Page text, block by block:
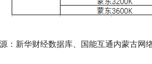
：新华财经数据库、国能互通内蒙古网